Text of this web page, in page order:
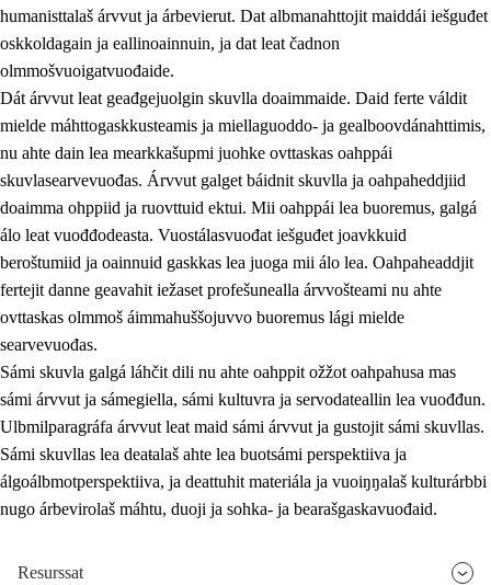
1.1 Olmmošárvu
1.2 Identitehta ja kultuvrralaš girjáivuohta
1.3 Kritihkalaš jurddašeapmi ja ehtalaš diđolašvuohta
1.4 Hutkanillu, beroštupmi ja suokkardanhuovva
1.5 Luondduákten ja birasdiđolašvuohta
1.6 Demokratiija ja mielváikkuheapmi
humanisttalaš árvvut ja árbevierut. Dat albmanahttojit maiddái iešguđet
oskkoldagain ja eallinoainnuin, ja dat leat čadnon
olmmošvuoigatvuođaide.
Dát árvvut leat geađgejuolgin skuvlla doaimmaide. Daid ferte váldit
mielde máhttogaskkusteamis ja miellaguoddo- ja gealboovdánahttimis,
nu ahte dain lea mearkkašupmi juohke ovttaskas oahppái
skuvlasearvevuođas. Árvvut galget báidnit skuvlla ja oahpaheddjiid
doaimma ohppiid ja ruovttuid ektui. Mii oahppái lea buoremus, galgá
álo leat vuođđodeasta. Vuostálasvuođat iešguđet joavkkuid
beroštumiid ja oainnuid gaskkas lea juoga mii álo lea. Oahpaheaddjit
fertejit danne geavahit iežaset profešunealla árvvošteami nu ahte
ovttaskas olmmoš áimmahuššojuvvo buoremus lági mielde
searvevuođas.
Sámi skuvla galgá láhčit dili nu ahte oahppit ožžot oahpahusa mas
sámi árvvut ja sámegiella, sámi kultuvra ja servodateallin lea vuođđun.
Ulbmilparagráfa árvvut leat maid sámi árvvut ja gustojit sámi skuvllas.
Sámi skuvllas lea deaŧalaš ahte lea buotsámi perspektiiva ja
álgoálbmotperspektiiva, ja deattuhit materiála ja vuoiŋŋalaš kulturárbbi
nugo árbevirolaš máhtu, duoji ja sohka- ja bearašgaskavuođaid.
Resurssat